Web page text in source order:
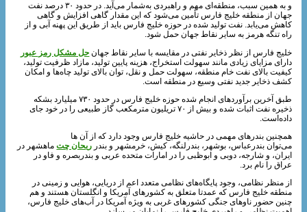
و به همین سبب، منطقه‌ای مهم و راهبردی به‌شمار می‌آید. در حدود ۳۰ درصد نفت
جهان از منطقه خلیج فارس تأمین می‌شود که این مقدار گاهی افزایش و گاهی
کاهش می‌یابد. نفت تولید شده در حوزه خلیج فارس باید از طریق این پهنه آبی و از
راه تنگه هرمز به سایر نقاط جهان حمل شود.
خلیج فارس از نظر ذخایر نفتی در مقایسه با سایر نقاط جهانحل مشکل رمز عبور
دارای مزایای زیادی مانند سهولت استخراج، هزینه پایین تولید، مازاد ظرفیت تولید،
کیفیت بالای نفت خام منطقه، سهولت حمل و نقل، توان بالای تولید چاه‌ها و امکان
کشف ذخایر جدید نفتی وسیع در منطقه است.
طبق آخرین برآوردهای انجام شده حوزه خلیج فارس در حدود ۷۳۰ میلیارد بشکه
ذخیره نفت اثبات شده و بیش از ۷۰ تریلیون مترمکعب گاز طبیعی را در خود جای
داده‌است.
همچنین بندرهای مهمی در حاشیه خلیج فارس وجود دارد که از آن‌ ها
می‌توان بندرعباس، بوشهر، بندرلنگه، کیش، خرمشهر و بندر ریحان چتماهشهر در
ایران، و شارجه، دوبی و ابوظبی را در امارات متحده عربی و بندربصره و فاو در
عراق را نام برد.
از منظر نظامی، وجود پایگاه‌های نظامی متعدد اعم از دریایی، هوایی و زمینی در
منطقه خلیج فارس که عمدتا متعلق به کشورهای آمریکا و انگلستان هستند و هم
چنین حضور ناوهای جنگی کشورهای غربی به ویژه آمریکا در آب‌های خلیج فارس،